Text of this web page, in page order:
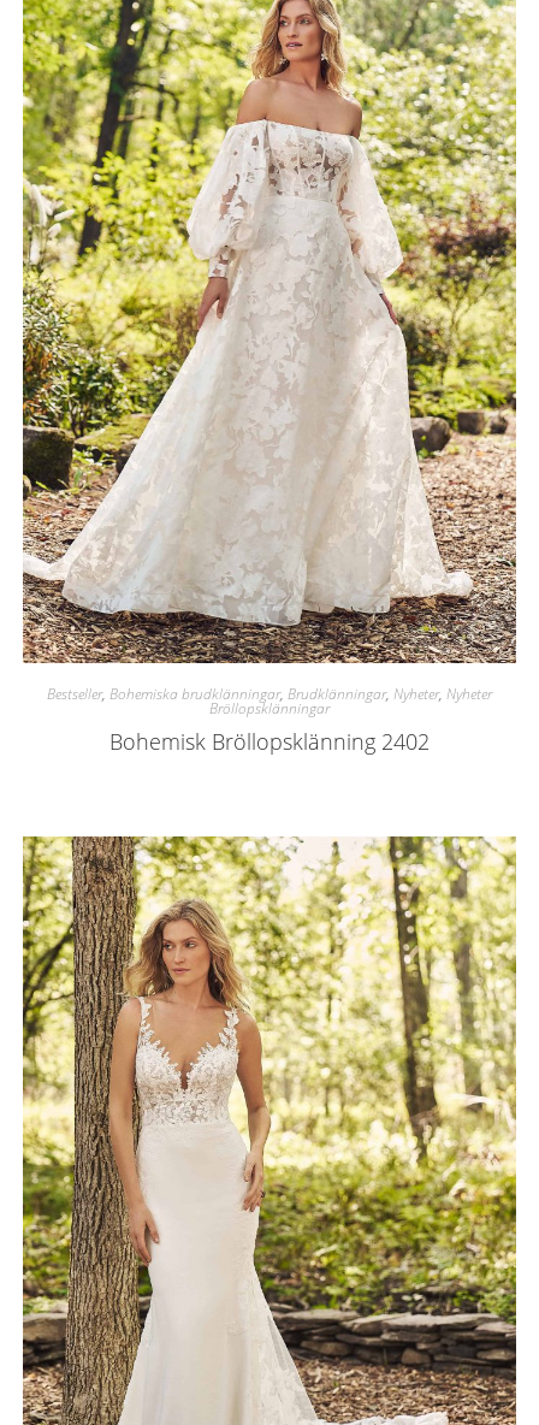
Bestseller, Bohemiska brudklänningar, Brudklänningar, Nyheter, Nyheter
Bröllopsklänningar
Bohemisk Bröllopsklänning 2402